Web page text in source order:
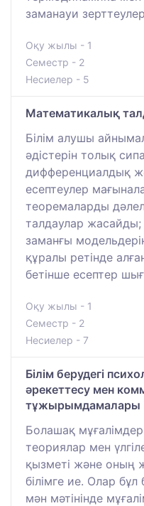
заманауи
Оқу жылы - 1
Семестр - 2
Несиелер - 5
Математикалық
Білім алушы
әдістерін толық
дифференциалдық
есептеулер
теоремаларды
талдаулар жасайды;
заманғы
құралы ретінде
бетінше есептер
Оқу жылы - 1
Семестр - 2
Несиелер - 7
Білім берудегі
әрекеттесу мен
тұжырымдамалары
Болашақ
теориялар мен
қызметі және оның
білімге ие. Олар бұл
мән мәтінінде